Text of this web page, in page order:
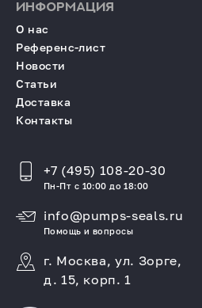
ИНФОРМАЦИЯ
О нас
Референс-лист
Новости
Статьи
Доставка
Контакты
+7 (495) 108-20-30
Пн-Пт с 10:00 до 18:00
info@pumps-seals.ru
Помощь и вопросы
г. Москва, ул. Зорге,
д. 15, корп. 1